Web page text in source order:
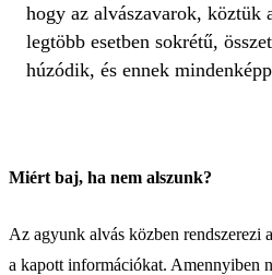
hogy az alvászavarok, köztük
legtöbb esetben sokrétű,
húzódik, és ennek
Miért baj, ha nem alszunk?
Az agyunk alvás közben rendszerezi
a kapott információkat. Amennyiben